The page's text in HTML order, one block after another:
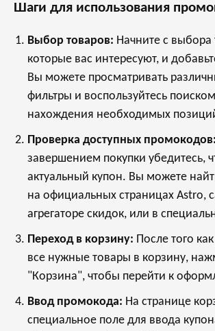
Шаги для использования
Выбор товаров: Начните с выбора
которые вас интересуют, и
Вы можете просматривать
фильтры и воспользуйтесь
нахождения необходимых
Проверка доступных промокодов:
завершением покупки убедитесь,
актуальный купон. Вы можете
на официальных страницах Astro,
агрегаторе скидок, или в
Переход в корзину: После того
все нужные товары в корзину,
"Корзина", чтобы перейти к
Ввод промокода: На странице
специальное поле для ввода